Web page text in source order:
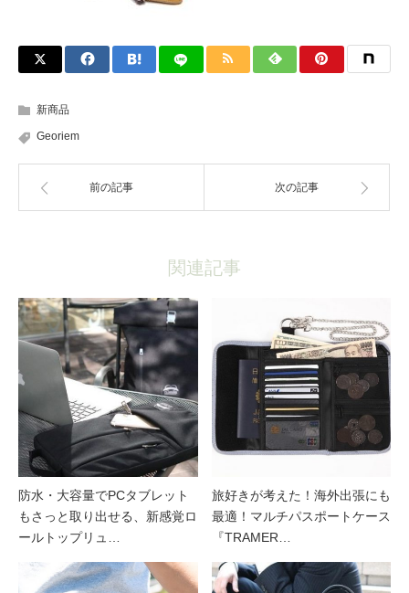
新商品
Georiem
前の記事 次の記事
関連記事
防水・大容量でPCタブレット
もさっと取り出せる、新感覚ロ
ールトップリュ…
旅好きが考えた！海外出張にも
最適！マルチパスポートケース
『TRAMER…